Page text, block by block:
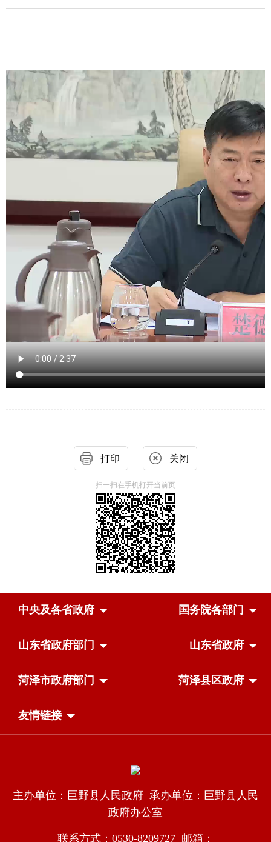
打印 关闭
扫一扫在手机打开当前页
中央及各省政府 国务院各部门
山东省政府部门 山东省政府
菏泽市政府部门 菏泽县区政府
友情链接
主办单位：巨野县人民政府 承办单位：巨野县人民
政府办公室
联系方式：0530-8209727 邮箱：